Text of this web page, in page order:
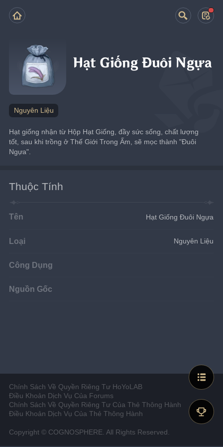
Hạt Giống Đuôi Ngựa
Nguyên Liệu
Hạt giống nhận từ Hộp Hạt Giống, đầy sức sống, chất lượng
tốt, sau khi trồng ở Thế Giới Trong Ấm, sẽ mọc thành "Đuôi
Ngựa".
Thuộc Tính
Tên Hạt Giống Đuôi Ngựa
Loại Nguyên Liệu
Công Dụng
Nguồn Gốc
Chính Sách Về Quyền Riêng Tư HoYoLAB
Điều Khoản Dịch Vụ Của Forums
Chính Sách Về Quyền Riêng Tư Của Thẻ Thông Hành
Điều Khoản Dịch Vụ Của Thẻ Thông Hành
Copyright © COGNOSPHERE. All Rights Reserved.